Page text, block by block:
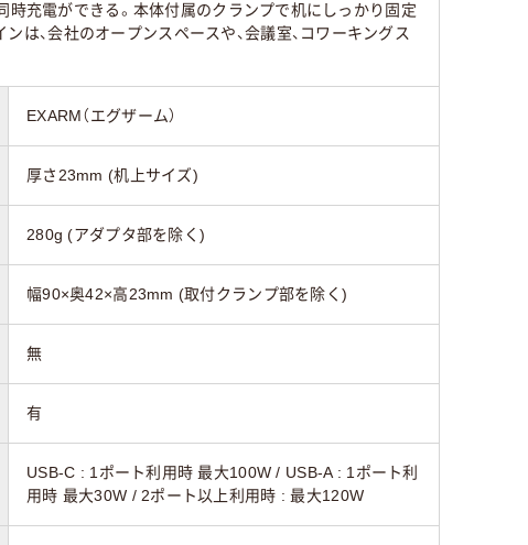
充電ができる。本体付属のクランプで机にしっかり固定
は、会社のオープンスペースや、会議室、コワーキングス
EXARM（エグザーム）
厚さ23mm (机上サイズ)
280g (アダプタ部を除く)
幅90×奥42×高23mm (取付クランプ部を除く)
無
有
USB-C : 1ポート利用時 最大100W / USB-A : 1ポート利
用時 最大30W / 2ポート以上利用時 : 最大120W